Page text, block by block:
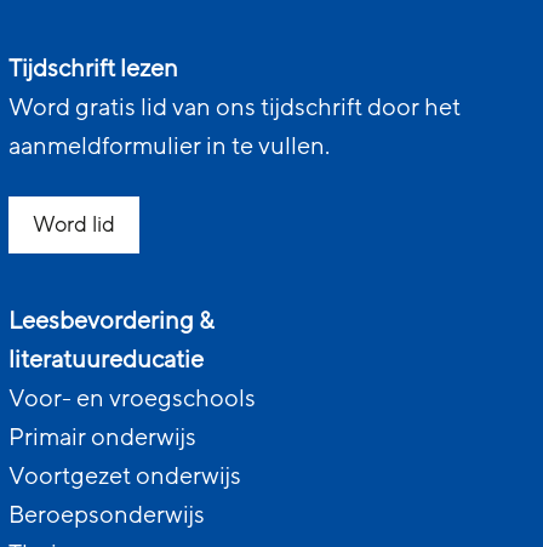
Tijdschrift lezen
Word gratis lid van ons tijdschrift door het
aanmeldformulier in te vullen.
Word lid
Leesbevordering &
literatuureducatie
Voor- en vroegschools
Primair onderwijs
Voortgezet onderwijs
Beroepsonderwijs